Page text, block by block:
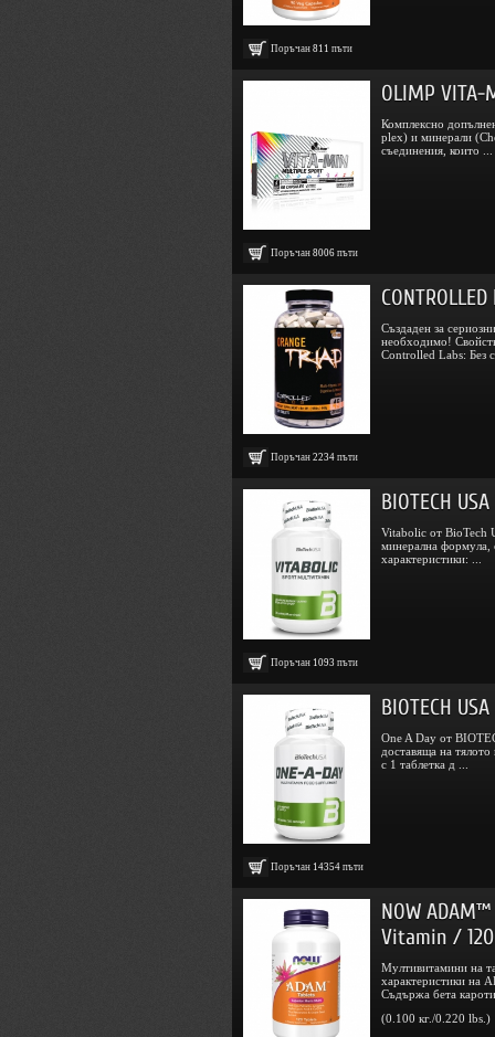
Поръчан 811 пъти
Поръчан 8006 пъти
OLIMP
Комплексно
plex) и минерали
съединения, които ...
Поръчан 2234 пъти
Създаден за
необходимо!
Controlled Labs: Без
Поръчан 1093 пъти
BIOTECH
Vitabolic от BioTech
минерална формула,
характеристики: ...
Поръчан 14354 пъти
BIOTECH
One A Day от
доставяща на
с 1 таблетка д ...
NOW
Vitamin /
Мултивитамини на
характеристики на
Съдържа бета
(0.100 кг./0.220 lbs.)